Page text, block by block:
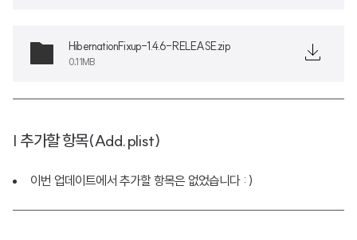
HibernationFixup-1.4.6-RELEASE.zip
0.11MB
| 추가할 항목(Add.plist)
이번 업데이트에서 추가할 항목은 없었습니다 : )